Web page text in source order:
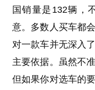
国销量是132辆，
意。多数人买车都
对一款车并无深入
主要依据。虽然不
但如果你对选车的